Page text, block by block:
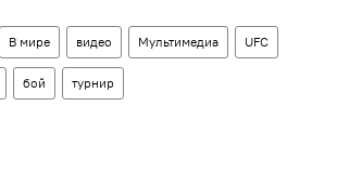
В мире видео Мультимедиа UFC
бой турнир